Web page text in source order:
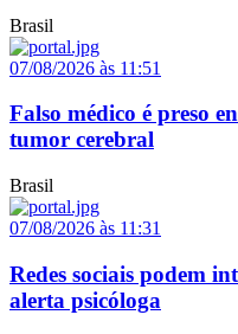
Brasil
07/08/2026 às 11:51
Falso médico é preso
tumor cerebral
Brasil
07/08/2026 às 11:31
Redes sociais podem
alerta psicóloga